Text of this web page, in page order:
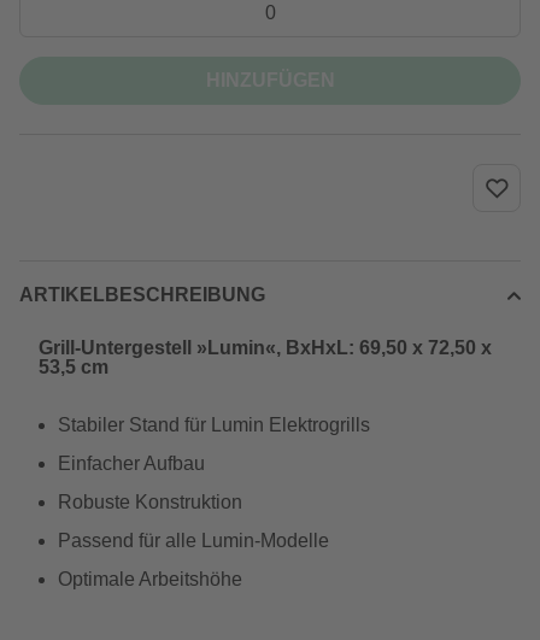
ARTIKELBESCHREIBUNG
Grill-Untergestell »Lumin«, BxHxL: 69,50 x 72,50 x
53,5 cm
Stabiler Stand für Lumin Elektrogrills
Einfacher Aufbau
Robuste Konstruktion
Passend für alle Lumin-Modelle
Optimale Arbeitshöhe